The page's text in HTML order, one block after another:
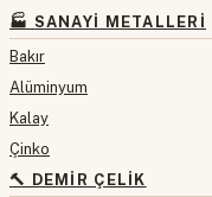
🏭 SANAYI METALLERI
Bakır
Alüminyum
Kalay
Çinko
🔨 DEMIR ÇELIK